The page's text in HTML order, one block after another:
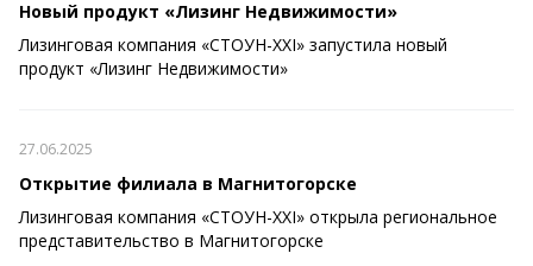
Новый продукт «Лизинг Недвижимости»
Лизинговая компания «СТОУН-XXI» запустила новый
продукт «Лизинг Недвижимости»
27.06.2025
Открытие филиала в Магнитогорске
Лизинговая компания «СТОУН-XXI» открыла региональное
представительство в Магнитогорске